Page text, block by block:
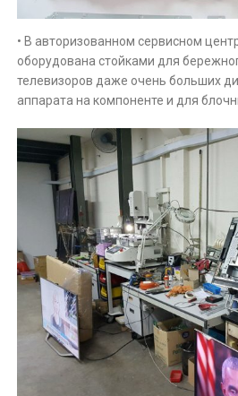
• В авторизованном сервисном
оборудована стойками для
телевизоров даже очень больших
аппарата на компоненте и для